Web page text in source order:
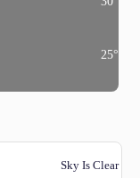
25°
Sky Is Clear